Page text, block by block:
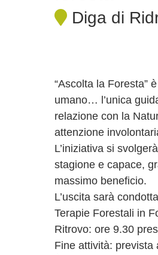
Diga di
“Ascolta la Foresta”
umano… l’unica
relazione con la
attenzione
L’iniziativa si
stagione e capace,
massimo beneficio.
L’uscita sarà
Terapie Forestali in
Ritrovo: ore 9.30
Fine attività: prevista